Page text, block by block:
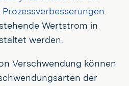
.
Wertstrom in
werden.
Verschwendung können
der